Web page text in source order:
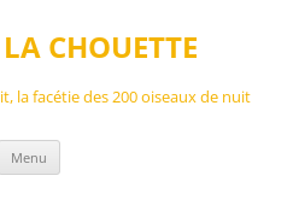
CHOUETTE
la facétie des 200 oiseaux de nuit
Menu